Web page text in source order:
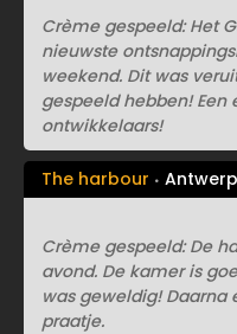
Crème gespeeld: Het
nieuwste
weekend. Dit was
gespeeld hebben! Een
ontwikkelaars!
The harbour
Crème gespeeld: De
avond. De kamer is
was geweldig! Daarna
praatje.